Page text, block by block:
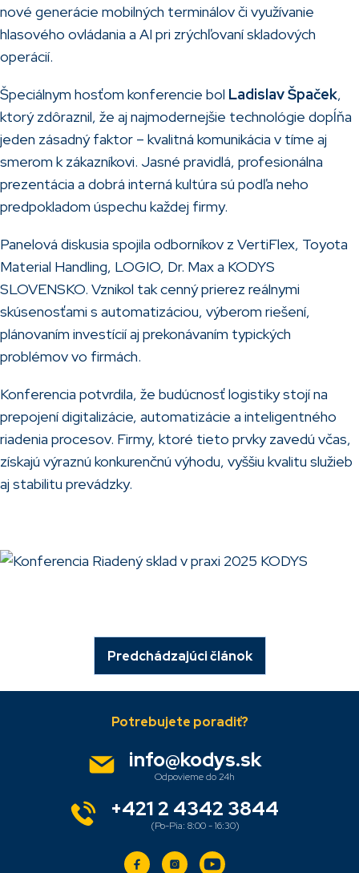
nové generácie mobilných terminálov či využívanie
hlasového ovládania a AI pri zrýchľovaní skladových
operácií.
Špeciálnym hosťom konferencie bol Ladislav Špaček,
ktorý zdôraznil, že aj najmodernejšie technológie dopĺňa
jeden zásadný faktor – kvalitná komunikácia v tíme aj
smerom k zákazníkovi. Jasné pravidlá, profesionálna
prezentácia a dobrá interná kultúra sú podľa neho
predpokladom úspechu každej firmy.
Panelová diskusia spojila odborníkov z VertiFlex, Toyota
Material Handling, LOGIO, Dr. Max a KODYS
SLOVENSKO. Vznikol tak cenný prierez reálnymi
skúsenosťami s automatizáciou, výberom riešení,
plánovaním investícií aj prekonávaním typických
problémov vo firmách.
Konferencia potvrdila, že budúcnosť logistiky stojí na
prepojení digitalizácie, automatizácie a inteligentného
riadenia procesov. Firmy, ktoré tieto prvky zavedú včas,
získajú výraznú konkurenčnú výhodu, vyššiu kvalitu služieb
aj stabilitu prevádzky.
Predchádzajúci článok
info@kodys.sk
+421 2 4342 3844